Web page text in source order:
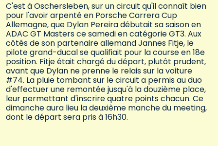
C'est à Oschersleben, sur un circuit qu'il connaît bien
pour l'avoir arpenté en Porsche Carrera Cup
Allemagne, que Dylan Pereira débutait sa saison en
ADAC GT Masters ce samedi en catégorie GT3. Aux
côtés de son partenaire allemand Jannes Fitje, le
pilote grand-ducal se qualifiait pour la course en 18e
position. Fitje était chargé du départ, plutôt prudent,
avant que Dylan ne prenne le relais sur la voiture
#74. La pluie tombant sur le circuit a permis au duo
d'effectuer une remontée jusqu'à la douzième place,
leur permettant d'inscrire quatre points chacun. Ce
dimanche aura lieu la deuxième manche du meeting,
dont le départ sera pris à 16h30.